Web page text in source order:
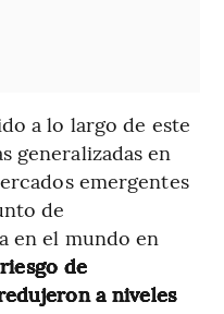
a lo largo de este
generalizadas en
emergentes
de
en el mundo en
de
a niveles